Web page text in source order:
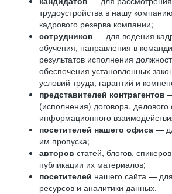
трудоустройства в нашу
кадрового резерва компании;
сотрудников — для ведения
обучения, направления в
результатов исполнения
обеспечения установленных
условий труда, гарантий и
представителей контрагентов
(исполнения) договора,
информационного
посетителей нашего офиса —
им пропуска;
авторов статей, блогов,
публикации их материалов;
посетителей нашего сайта —
ресурсов и аналитики данных.